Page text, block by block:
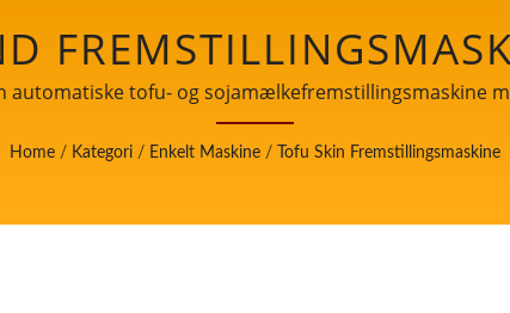
MADMASKINE,
AUTOMATISKE
MED
automatiske tofu- og sojamælkefremstillingsmaskine
Home / Kategori / Enkelt Maskine / Tofu Skin Fremstillingsmaskine